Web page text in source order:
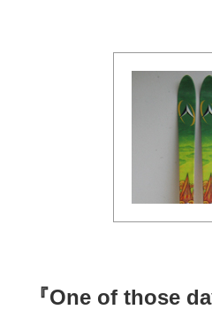
『One of those